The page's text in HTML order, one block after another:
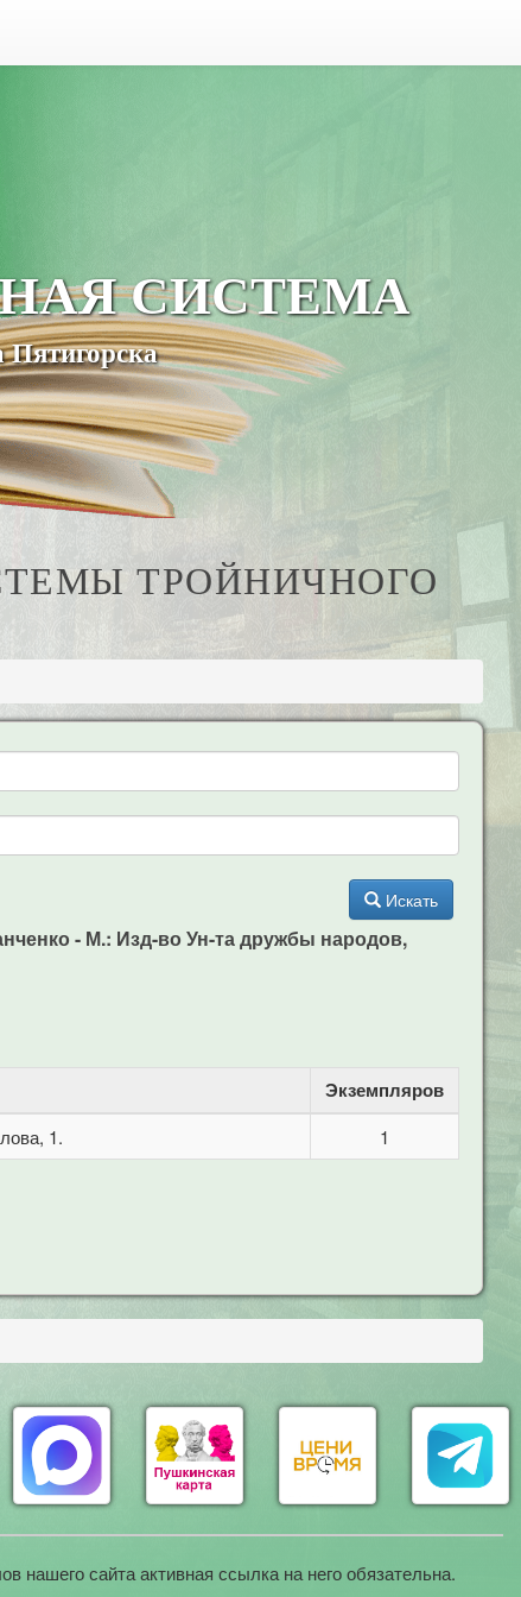
СИСТЕМА
ТРОЙНИЧНОГО
Искать
- М.: Изд-во Ун-та дружбы народов,
Экземпляров
1. 1
нашего сайта активная ссылка на него обязательна.